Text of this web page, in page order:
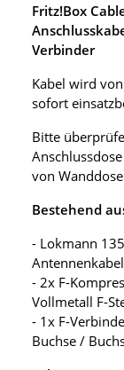
Fritz!Box
Verbinder
Kabel wird
sofort
Bitte
von
Bestehend
- Lokmann
- 2x F-
Vollmetall F-
- 1x F-
Buchse /